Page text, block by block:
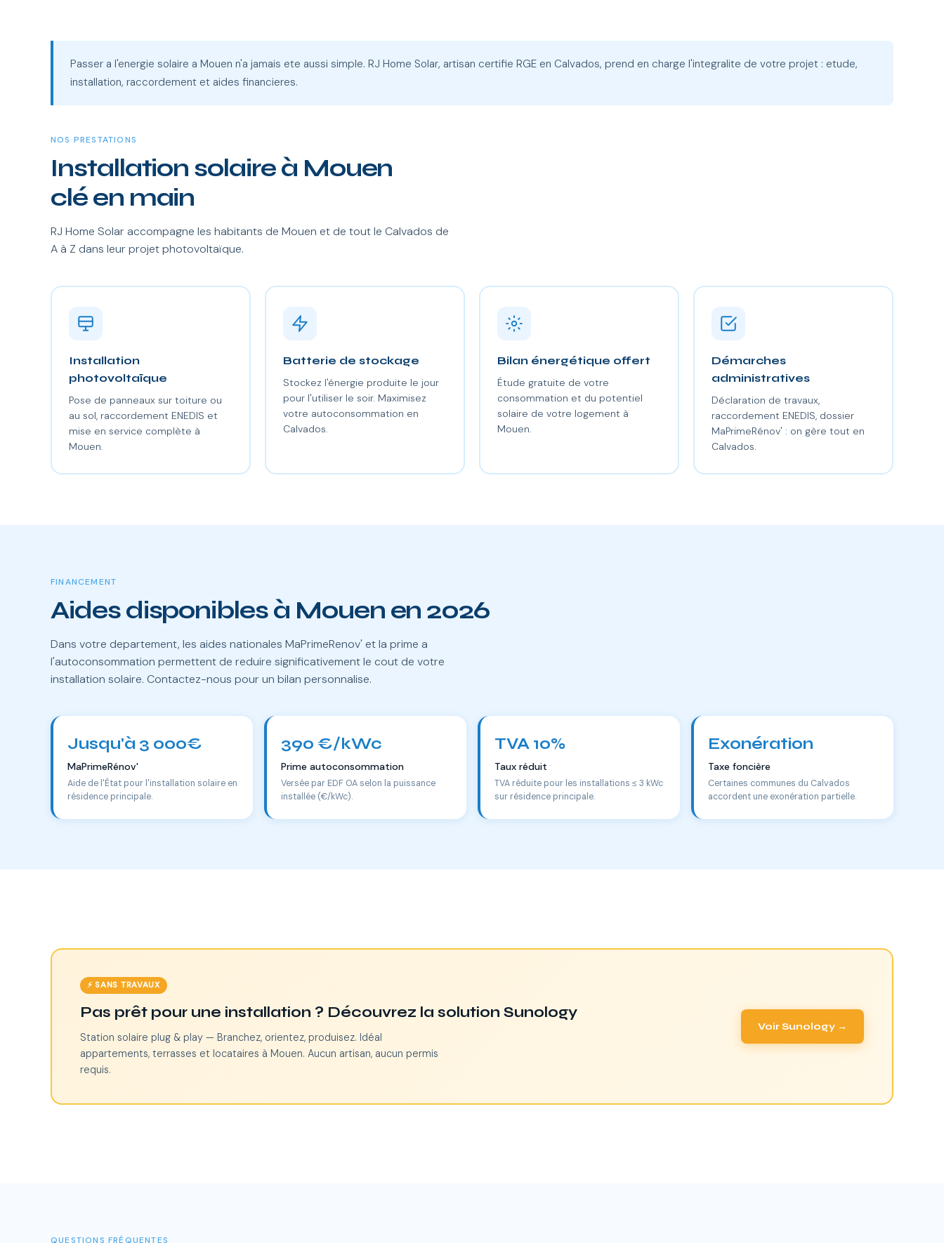
Passer a l'energie solaire a Mouen n'a jamais ete aussi simple. RJ Home Solar, artisan certifie RGE en Calvados, prend en charge l'integralite de votre projet : etude,
installation, raccordement et aides financieres.
NOS PRESTATIONS
Installation solaire à Mouen
clé en main
RJ Home Solar accompagne les habitants de Mouen et de tout le Calvados de
A à Z dans leur projet photovoltaïque.
Installation
photovoltaïque
Pose de panneaux sur toiture ou
au sol, raccordement ENEDIS et
mise en service complète à
Mouen.
Batterie de stockage
Stockez l'énergie produite le jour
pour l'utiliser le soir. Maximisez
votre autoconsommation en
Calvados.
Bilan énergétique offert
Étude gratuite de votre
consommation et du potentiel
solaire de votre logement à
Mouen.
Démarches
administratives
Déclaration de travaux,
raccordement ENEDIS, dossier
MaPrimeRénov' : on gère tout en
Calvados.
FINANCEMENT
Aides disponibles à Mouen en 2026
Dans votre departement, les aides nationales MaPrimeRenov' et la prime a
l'autoconsommation permettent de reduire significativement le cout de votre
installation solaire. Contactez-nous pour un bilan personnalise.
Jusqu'à 3 000€
MaPrimeRénov'
Aide de l'État pour l'installation solaire en
résidence principale.
390 €/kWc
Prime autoconsommation
Versée par EDF OA selon la puissance
installée (€/kWc).
TVA 10%
Taux réduit
TVA réduite pour les installations ≤ 3 kWc
sur résidence principale.
Exonération
Taxe foncière
Certaines communes du Calvados
accordent une exonération partielle.
⚡ SANS TRAVAUX
Pas prêt pour une installation ? Découvrez la solution Sunology
Station solaire plug & play — Branchez, orientez, produisez. Idéal
appartements, terrasses et locataires à Mouen. Aucun artisan, aucun permis
requis.
Voir Sunology →
QUESTIONS FRÉQUENTES